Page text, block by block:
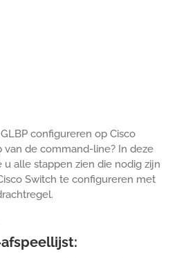
configureren op Cisco
de command-line? In deze
alle stappen zien die nodig zijn
Switch te configureren met